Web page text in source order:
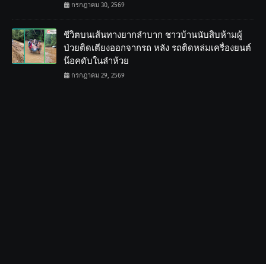
กรกฎาคม 30, 2569
ชีวิตบนเส้นทางยากลำบาก ชาวบ้านนับสิบห้ามผู้
ป่วยติดเตียงออกจากรถ หลัง รถติดหล่มเครื่องยนต์
น๊อคดับในลำห้วย
กรกฎาคม 29, 2569